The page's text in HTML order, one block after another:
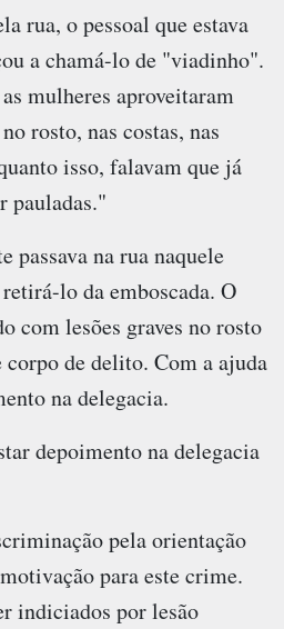
rua, o pessoal que estava
a chamá-lo de "viadinho".
mulheres aproveitaram
rosto, nas costas, nas
isso, falavam que já
pauladas."
passava na rua naquele
lo da emboscada. O
com lesões graves no rosto
corpo de delito. Com a ajuda
na delegacia.
depoimento na delegacia
pela orientação
para este crime.
indiciados por lesão